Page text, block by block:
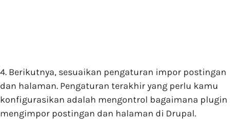
4. Berikutnya, sesuaikan pengaturan impor postingan
dan halaman. Pengaturan terakhir yang perlu kamu
konfigurasikan adalah mengontrol bagaimana plugin
mengimpor postingan dan halaman di Drupal.